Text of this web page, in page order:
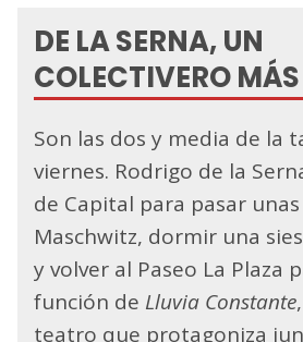
DE LA SERNA, UN
COLECTIVERO MÁS
Son las dos y media de la
viernes. Rodrigo de la
de Capital para pasar
Maschwitz, dormir una
y volver al Paseo La Plaza
función de Lluvia Constante
teatro que protagoniza